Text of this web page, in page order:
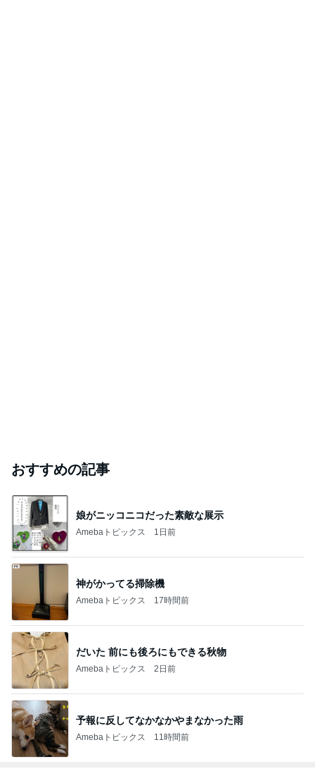
おすすめの記事
娘がニッコニコだった素敵な展示
Amebaトピックス 1日前
神がかってる掃除機
Amebaトピックス 17時間前
だいた 前にも後ろにもできる秋物
Amebaトピックス 2日前
予報に反してなかなかやまなかった雨
Amebaトピックス 11時間前